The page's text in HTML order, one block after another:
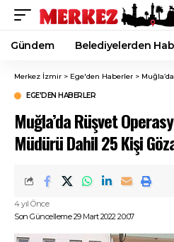
Gündem Belediyelerden
Merkez İzmir > Ege'den Haberler > Muğla’da
EGE'DEN HABERLER
Muğla’da Rüşvet
Müdürü Dahil 25 Kişi
Son Güncelleme 29 Mart 2022 20:07
4 yıl Önce